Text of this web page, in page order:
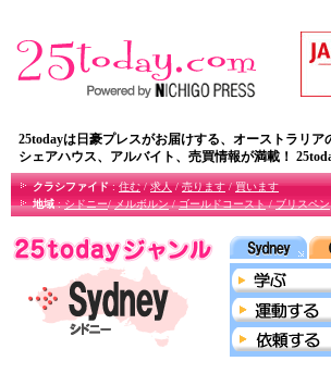
25todayは日豪プレスがお届けする、オーストラリ
シェアハウス、アルバイト、売買情報が満載！
クラシファイド:住む/求人/売ります/買います
地域:シドニー/メルボルン/ゴールドコースト/ブリスペン